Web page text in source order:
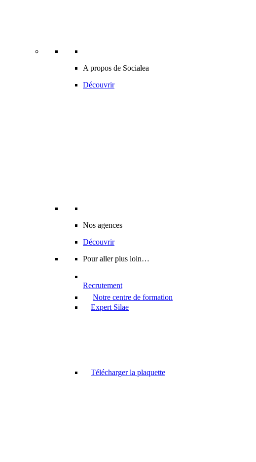
A propos de Socialea
Découvrir
Nos agences
Découvrir
Pour aller plus loin…
Recrutement
Notre centre de formation
Expert Silae
Télécharger la plaquette